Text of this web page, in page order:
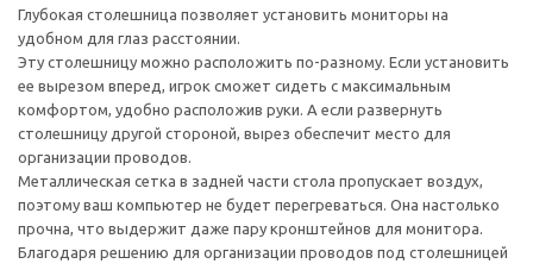
Глубокая столешница позволяет установить мониторы на
удобном для глаз расстоянии.
Эту столешницу можно расположить по-разному. Если установить
ее вырезом вперед, игрок сможет сидеть с максимальным
комфортом, удобно расположив руки. А если развернуть
столешницу другой стороной, вырез обеспечит место для
организации проводов.
Металлическая сетка в задней части стола пропускает воздух,
поэтому ваш компьютер не будет перегреваться. Она настолько
прочна, что выдержит даже пару кронштейнов для монитора.
Благодаря решению для организации проводов под столешницей